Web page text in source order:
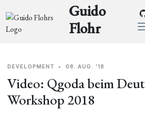
Guido
Flohr
DEVELOPMENT • 08. AUG. ’18
Video: Qgoda beim
Workshop 2018